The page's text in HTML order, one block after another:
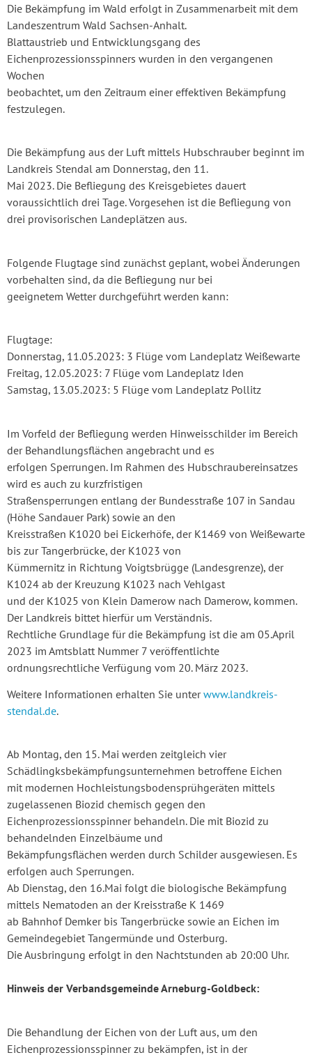
Die Bekämpfung im Wald erfolgt in Zusammenarbeit mit dem
Landeszentrum Wald Sachsen-Anhalt.
Blattaustrieb und Entwicklungsgang des
Eichenprozessionsspinners wurden in den vergangenen
Wochen
beobachtet, um den Zeitraum einer effektiven Bekämpfung
festzulegen.
Die Bekämpfung aus der Luft mittels Hubschrauber beginnt im
Landkreis Stendal am Donnerstag, den 11.
Mai 2023. Die Befliegung des Kreisgebietes dauert
voraussichtlich drei Tage. Vorgesehen ist die Befliegung von
drei provisorischen Landeplätzen aus.
Folgende Flugtage sind zunächst geplant, wobei Änderungen
vorbehalten sind, da die Befliegung nur bei
geeignetem Wetter durchgeführt werden kann:
Flugtage:
Donnerstag, 11.05.2023: 3 Flüge vom Landeplatz Weißewarte
Freitag, 12.05.2023: 7 Flüge vom Landeplatz Iden
Samstag, 13.05.2023: 5 Flüge vom Landeplatz Pollitz
Im Vorfeld der Befliegung werden Hinweisschilder im Bereich
der Behandlungsflächen angebracht und es
erfolgen Sperrungen. Im Rahmen des Hubschraubereinsatzes
wird es auch zu kurzfristigen
Straßensperrungen entlang der Bundesstraße 107 in Sandau
(Höhe Sandauer Park) sowie an den
Kreisstraßen K1020 bei Eickerhöfe, der K1469 von Weißewarte
bis zur Tangerbrücke, der K1023 von
Kümmernitz in Richtung Voigtsbrügge (Landesgrenze), der
K1024 ab der Kreuzung K1023 nach Vehlgast
und der K1025 von Klein Damerow nach Damerow, kommen.
Der Landkreis bittet hierfür um Verständnis.
Rechtliche Grundlage für die Bekämpfung ist die am 05.April
2023 im Amtsblatt Nummer 7 veröffentlichte
ordnungsrechtliche Verfügung vom 20. März 2023.
Weitere Informationen erhalten Sie unterwww.landkreis-
stendal.de.
Ab Montag, den 15. Mai werden zeitgleich vier
Schädlingksbekämpfungsunternehmen betroffene Eichen
mit modernen Hochleistungsbodensprühgeräten mittels
zugelassenen Biozid chemisch gegen den
Eichenprozessionsspinner behandeln. Die mit Biozid zu
behandelnden Einzelbäume und
Bekämpfungsflächen werden durch Schilder ausgewiesen. Es
erfolgen auch Sperrungen.
Ab Dienstag, den 16.Mai folgt die biologische Bekämpfung
mittels Nematoden an der Kreisstraße K 1469
ab Bahnhof Demker bis Tangerbrücke sowie an Eichen im
Gemeindegebiet Tangermünde und Osterburg.
Die Ausbringung erfolgt in den Nachtstunden ab 20:00 Uhr.
Hinweis der Verbandsgemeinde Arneburg-Goldbeck:
Die Behandlung der Eichen von der Luft aus, um den
Eichenprozessionsspinner zu bekämpfen, ist in der